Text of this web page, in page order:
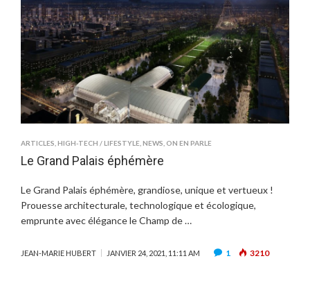
ARTICLES HIGH-TECH / LIFESTYLE NEWS ON EN PARLE
Le Grand Palais éphémère
Le Grand Palais éphémère, grandiose, unique et vertueux !
Prouesse architecturale, technologique et écologique,
emprunte avec élégance le Champ de …
JEAN-MARIE HUBERT JANVIER 24, 2021, 11:11 AM 1 3210